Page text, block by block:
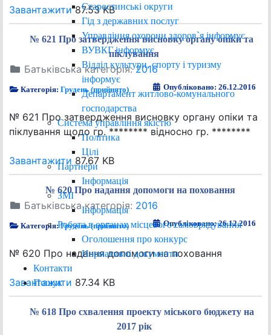
Старостинські округи
Гід з державних послуг
Управління охорони здоров`я інформує
ВУВКГ інформує
Відділ культури, спорту і туризму
інформує
Департамент житлово-комунального
господарства
Система управління якістю
Політика
Цілі
Партнери
Інформація
ЗМІ
Інформація
Робота в органах місцевого самоврядування
Оголошення про конкурс
Нормативні документи
Контакти
Пошук
Завантажити87.53 KB
№ 621 Про затвердження висновку органу опіки та
піклування
Батьківська категорія:2016
Категорія:Грудень (прийнято) Опубліковано: 26.12.2016
№ 621 Про затвердження висновку органу опіки та
піклування щодо гр. ******** відносно гр. ********
Завантажити 87.67 KB
№ 620 Про надання допомоги на поховання
Батьківська категорія: 2016
Категорія:Грудень (прийнято) Опубліковано: 26.12.2016
№ 620 Про надання допомоги на поховання
Завантажити 87.34 KB
№ 618 Про схвалення проекту міського бюджету на
2017 рік